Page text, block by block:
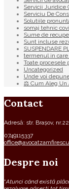
Servicii Juridice
Serviciu De
Solutiile
somaj tehnic
Sume de
Sunt incluse
SUSPENDARE
termenul in
Toate procesele
Uncategorized
Unde voi
⚖ Cum Aleg Un
Contact
Adresă: str. Brașov,
0749115337
Despre noi
“Atunci când există